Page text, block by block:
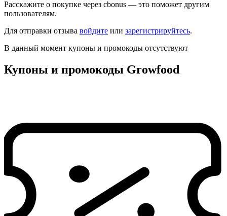
Расскажите о покупке через cbonus — это поможет другим
пользователям.
Для отправки отзыва войдите или зарегистрируйтесь.
В данный момент купоны и промокоды отсутствуют
Купоны и промокоды Growfood